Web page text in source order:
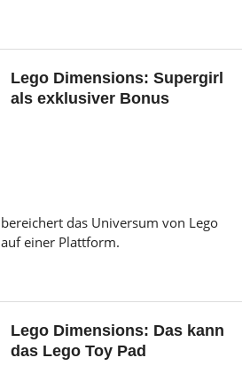
Lego Dimensions: Supergirl
als exklusiver Bonus
das Universum von Lego
einer Plattform.
Lego Dimensions: Das kann
das Lego Toy Pad